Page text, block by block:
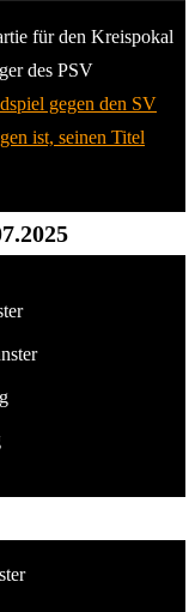
für den Kreispokal
des PSV
gegen den SV
ist, seinen Titel